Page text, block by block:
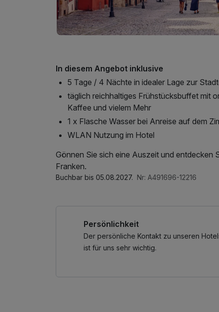
In diesem Angebot inklusive
5 Tage / 4 Nächte in idealer Lage zur
täglich reichhaltiges Frühstücksbuffet mit
Kaffee und vielem Mehr
1 x Flasche Wasser bei Anreise auf dem
WLAN Nutzung im Hotel
Gönnen Sie sich eine Auszeit und entdecken
Franken.
Buchbar bis 05.08.2027. Nr: A491696-12216
Persönlichkeit
Der persönliche Kontakt zu unseren
ist für uns sehr wichtig.